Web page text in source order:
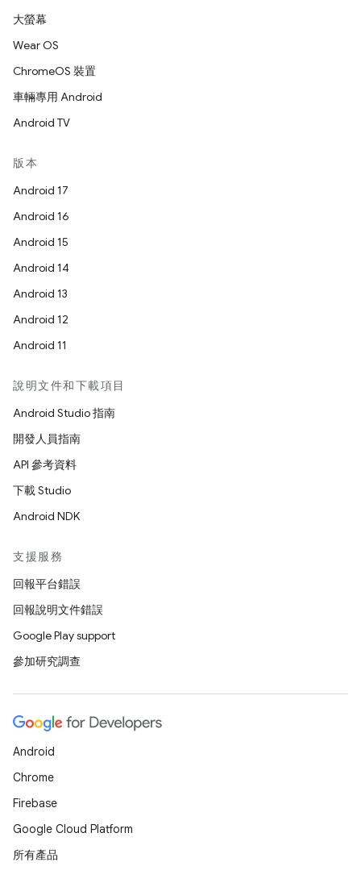
大螢幕
Wear OS
ChromeOS 裝置
車輛專用 Android
Android TV
版本
Android 17
Android 16
Android 15
Android 14
Android 13
Android 12
Android 11
說明文件和下載項目
Android Studio 指南
開發人員指南
API 參考資料
下載 Studio
Android NDK
支援服務
回報平台錯誤
回報說明文件錯誤
Google Play support
參加研究調查
Android
Chrome
Firebase
Google Cloud Platform
所有產品